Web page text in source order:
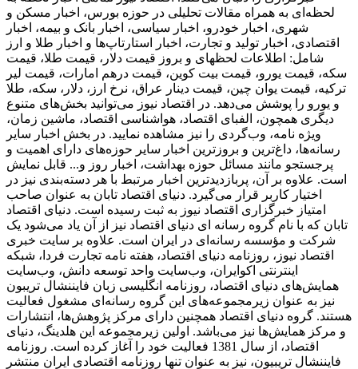
لحظه‌ای به همراه مقالات تحلیلی در حوزه بورس، اخبار مسکن و
شهری، اخبار خودرو، اخبار سیاسی، اخبار بانک و بیمه، اخبار
اقتصادی، اخبار تولید و تجارت، اخبار استارتاپ‌ها و اخبار طلا و ارز
شامل: اطلاعات لحظهای و بروز قیمت دلار، قیمت طلا، قیمت
سکه، قیمت یورو، قیمت بیت کوین، قیمت درهم امارات، قیمت لیر
ترکیه، قیمت یوان چین، قیمت دینار عراق، نرخ ارز، دلار، سکه، طلا
و یورو را پوشش می‌دهد. در اقتصاد نیوز می‌توانید بخش‌های متنوع
دیگری همچون، الفبای اقتصاد، هواشناسی اقتصاد، ماشین زمان،
ویژه نامه، وب‌گردی را نیز مشاهده نمایید. در بخش اخبار سایر
رسانه‌ها، داغ‌ترین و بروزترین اخبار سایر حوزه‌های دارای اهمیت و
پرجستجو مانند مسائل حوزه بهداشت، اخبار روز و... قابل نمایش
است. علاوه بر آن، پربازدیدترین اخبار مرتبط با هر دسته‌بندی نیز در
اختیار کاربر قرار می‌گیرد. دنیای اقتصاد تابان به عنوان صاحب
امتیاز خبرگزاری اقتصاد نیوز به ثبت رسیده است. دنیای اقتصاد
تابان که با نام گروه رسانه ای دنیای اقتصاد نیز از آن یاد می‌شود یک
شرکت و مؤسسه رسانه‌ای در ایران است. علاوه بر سایت خبری
اقتصاد نیوز، روزنامه دنیای اقتصاد، هفته ‌نامه تجارت فردا، شبکه
اینترنتی اکوایران، وب‌سایت واحد توسعه دانش، وب‌سایت
همایش‌های دنیای اقتصاد، روزنامه انگلیسی ‌زبان فایننشال تریبون
نیز به عنوان زیرمجموعه‌های این گروه رسانه‌ای مشغول فعالیت
هستند. گروه دنیای اقتصاد همچنین دارای مرکز پژوهش‌ها، انتشارات
و مرکز همایش‌ها نیز می‌باشد. اولین زیرمجموعه این هلدینگ، دنیای
اقتصاد، از سال 1381 فعالیت خود را آغاز کرده است. روزنامه
فایننشال تریبیون، نیز به عنوان تنها روزنامه اقتصادی ایران منتشر